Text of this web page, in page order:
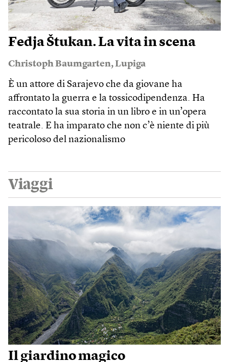
Fedja Štukan. La vita in scena
Christoph Baumgarten,Lupiga
È un attore di Sarajevo che da giovane ha
affrontato la guerra e la tossicodipendenza. Ha
raccontato la sua storia in un libro e in un’opera
teatrale. E ha imparato che non c’è niente di più
pericoloso del nazionalismo
Viaggi
Il giardino magico